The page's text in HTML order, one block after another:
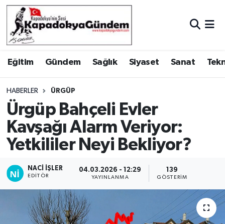
Eğitim Gündem Sağlık Siyaset Sanat
HABERLER ÜRGÜP
Ürgüp Bahçeli Evler
Kavşağı Alarm Veriyor:
Yetkililer Neyi Bekliyor?
NACI İŞLER
EDITÖR
04.03.2026 - 12:29
YAYINLANMA
139
GÖSTERIM
Hava Durumu
Trafik Durumu
Süper Lig Puan Durumu ve Fikstür
Tüm Manşetler
Son Dakika Haberleri
Haber Arşivi